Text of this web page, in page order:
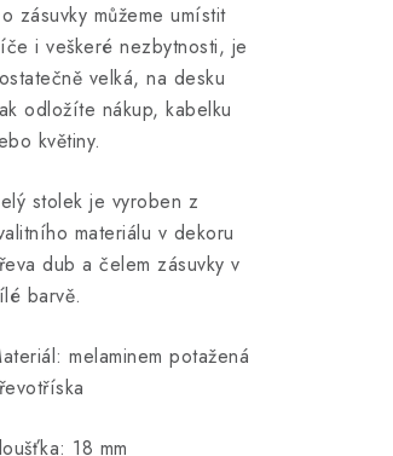
zásuvky můžeme umístit
i veškeré nezbytnosti, je
velká, na desku
odložíte nákup, kabelku
květiny.
stolek je vyroben z
materiálu v dekoru
dub a čelem zásuvky v
barvě.
melaminem potažená
18 mm